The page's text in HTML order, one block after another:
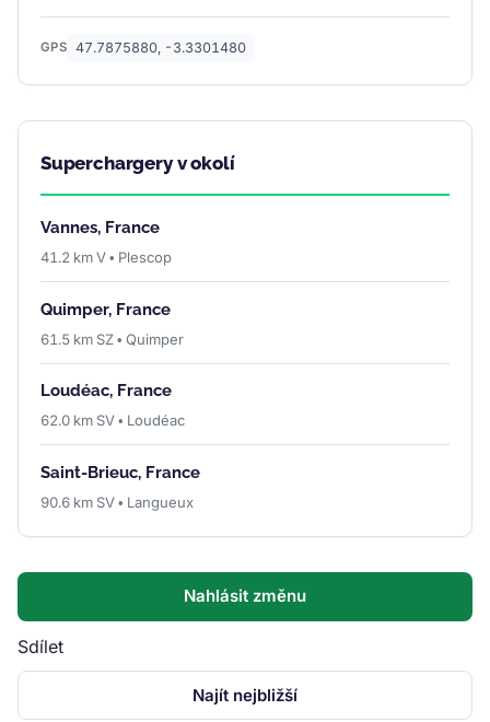
GPS 47.7875880, -3.3301480
Superchargery v okolí
Vannes, France
41.2 km V • Plescop
Quimper, France
61.5 km SZ • Quimper
Loudéac, France
62.0 km SV • Loudéac
Saint-Brieuc, France
90.6 km SV • Langueux
Nahlásit změnu
Sdílet
Najít nejbližší